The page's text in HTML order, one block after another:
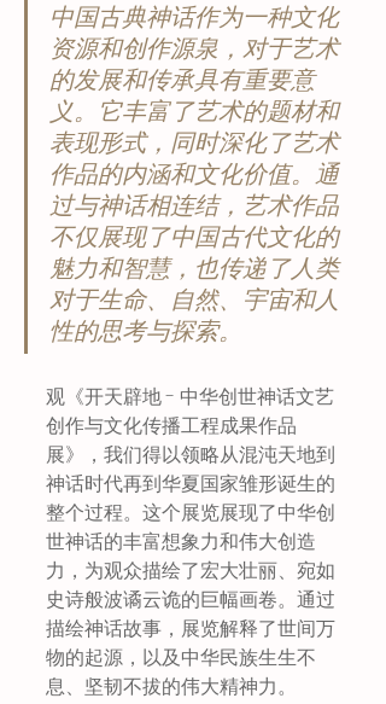
中国古典神话作为一种文化
资源和创作源泉，对于艺术
的发展和传承具有重要意
义。它丰富了艺术的题材和
表现形式，同时深化了艺术
作品的内涵和文化价值。通
过与神话相连结，艺术作品
不仅展现了中国古代文化的
魅力和智慧，也传递了人类
对于生命、自然、宇宙和人
性的思考与探索。
观《开天辟地 - 中华创世神话文艺
创作与文化传播工程成果作品
展》，我们得以领略从混沌天地到
神话时代再到华夏国家雏形诞生的
整个过程。这个展览展现了中华创
世神话的丰富想象力和伟大创造
力，为观众描绘了宏大壮丽、宛如
史诗般波谲云诡的巨幅画卷。通过
描绘神话故事，展览解释了世间万
物的起源，以及中华民族生生不
息、坚韧不拔的伟大精神力。